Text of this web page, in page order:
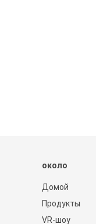
около
Домой
Продукты
VR-шоу